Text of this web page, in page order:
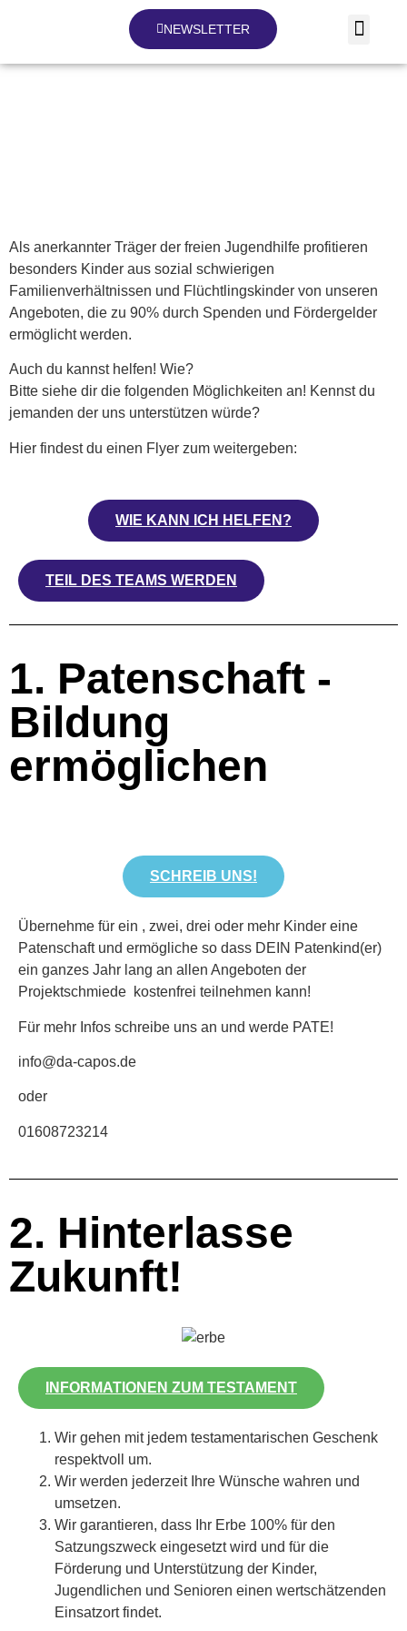
NEWSLETTER
Als anerkannter Träger der freien Jugendhilfe profitieren
besonders Kinder aus sozial schwierigen
Familienverhältnissen und Flüchtlingskinder von unseren
Angeboten, die zu 90% durch Spenden und Fördergelder
ermöglicht werden.
Auch du kannst helfen! Wie?
Bitte siehe dir die folgenden Möglichkeiten an! Kennst du
jemanden der uns unterstützen würde?
Hier findest du einen Flyer zum weitergeben:
WIE KANN ICH HELFEN?
TEIL DES TEAMS WERDEN
1. Patenschaft -
Bildung
ermöglichen
SCHREIB UNS!
Übernehme für ein , zwei, drei oder mehr Kinder eine
Patenschaft und ermögliche so dass DEIN Patenkind(er)
ein ganzes Jahr lang an allen Angeboten der
Projektschmiede kostenfrei teilnehmen kann!
Für mehr Infos schreibe uns an und werde PATE!
info@da-capos.de
oder
01608723214
2. Hinterlasse
Zukunft!
INFORMATIONEN ZUM TESTAMENT
Wir gehen mit jedem testamentarischen Geschenk
respektvoll um.
Wir werden jederzeit Ihre Wünsche wahren und
umsetzen.
Wir garantieren, dass Ihr Erbe 100% für den
Satzungszweck eingesetzt wird und für die
Förderung und Unterstützung der Kinder,
Jugendlichen und Senioren einen wertschätzenden
Einsatzort findet.